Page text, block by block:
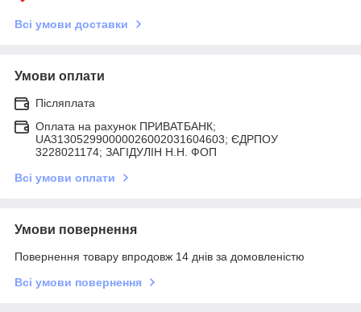
Всі умови доставки
Умови оплати
Післяплата
Оплата на рахунок ПРИВАТБАНК;
UA313052990000026002031604603; ЄДРПОУ
3228021174; ЗАГIДУЛIН Н.Н. ФОП
Всі умови оплати
Умови повернення
Повернення товару впродовж 14 днів за домовленістю
Всі умови повернення